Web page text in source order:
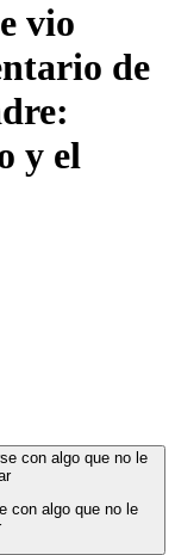
vio
de
y el
con algo que no le